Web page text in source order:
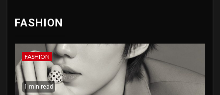
FASHION
FASHION
1 min read